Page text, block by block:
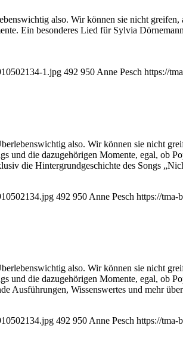
also. Wir können sie nicht
Ein besonderes Lied für Sylvia
1.jpg 492 950 Anne Pesch https://
also. Wir können sie nicht
und die dazugehörigen Momente, egal, ob
die Hintergrundgeschichte des Songs
492 950 Anne Pesch https://tma-
also. Wir können sie nicht
und die dazugehörigen Momente, egal, ob
Ausführungen, Wissenswertes und mehr
492 950 Anne Pesch https://tma-